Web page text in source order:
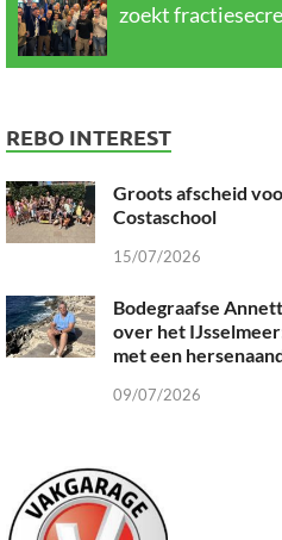
zoekt
REBO INTEREST
Groots afscheid
Costaschool
15/07/2026
Bodegraafse
over het
met een
09/07/2026